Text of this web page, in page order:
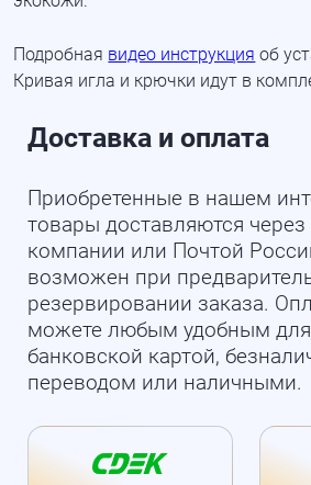
Подробная видео инструкция об
Кривая игла и крючки идут в
Доставка и оплата
Приобретенные в нашем
товары доставляются
компании или Почтой
возможен при
резервировании заказа.
можете любым удобным для
банковской картой,
переводом или наличными.